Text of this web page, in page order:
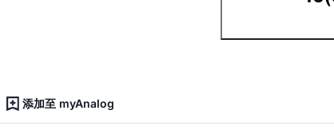
添加至 myAnalog